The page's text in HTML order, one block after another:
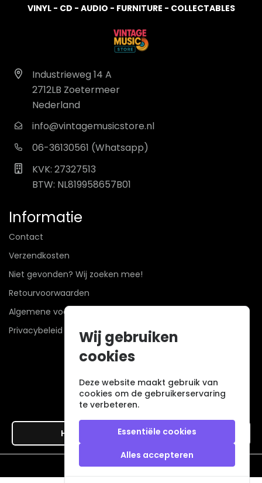
VINYL - CD - AUDIO - FURNITURE - COLLECTABLES
Industrieweg 14 A
2712LB Zoetermeer
Nederland
info@vintagemusicstore.nl
06-36130561 (Whatsapp)
KVK: 27327513
BTW: NL819958657B01
Informatie
Contact
Verzendkosten
Niet gevonden? Wij zoeken mee!
Retourvoorwaarden
Algemene voorwaarden
Privacybeleid
Hier de overeenkomst ontbinden
Wij gebruiken
cookies
Deze website maakt gebruik van
cookies om de gebruikerservaring
te verbeteren.
Essentiële cookies
Alles accepteren